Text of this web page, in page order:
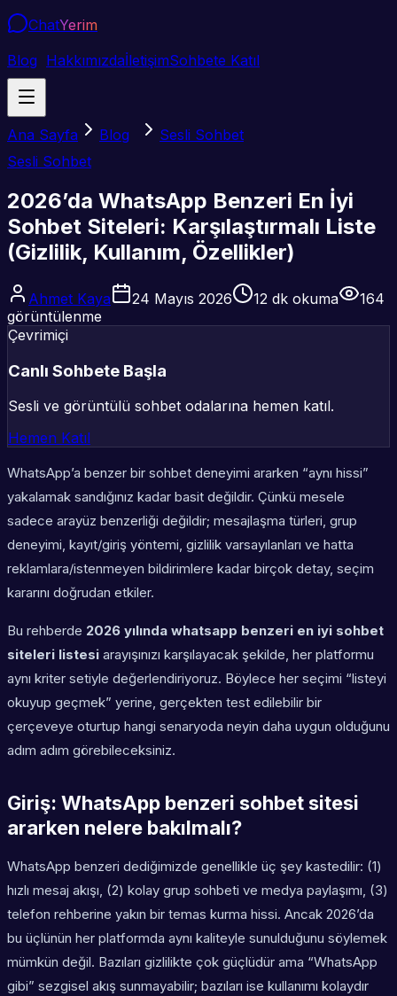
ChatYerim
Blog HakkımızdaİletişimSohbete Katıl
Ana Sayfa Blog
Sesli Sohbet
Sesli Sohbet
2026’da WhatsApp Benzeri En İyi
Sohbet Siteleri: Karşılaştırmalı Liste
(Gizlilik, Kullanım, Özellikler)
Ahmet Kaya 24 Mayıs 2026 12 dk okuma
164
görüntülenme
Çevrimiçi
Canlı Sohbete Başla
Sesli ve görüntülü sohbet odalarına hemen katıl.
Hemen Katıl
WhatsApp’a benzer bir sohbet deneyimi ararken “aynı hissi”
yakalamak sandığınız kadar basit değildir. Çünkü mesele
sadece arayüz benzerliği değildir; mesajlaşma türleri, grup
deneyimi, kayıt/giriş yöntemi, gizlilik varsayılanları ve hatta
reklamlara/istenmeyen bildirimlere kadar birçok detay, seçim
kararını doğrudan etkiler.
Bu rehberde 2026 yılında whatsapp benzeri en iyi sohbet
siteleri listesi arayışınızı karşılayacak şekilde, her platformu
aynı kriter setiyle değerlendiriyoruz. Böylece her seçimi “listeyi
okuyup geçmek” yerine, gerçekten test edilebilir bir
çerçeveye oturtup hangi senaryoda neyin daha uygun olduğunu
adım adım görebileceksiniz.
Giriş: WhatsApp benzeri sohbet sitesi
ararken nelere bakılmalı?
WhatsApp benzeri dediğimizde genellikle üç şey kastedilir: (1)
hızlı mesaj akışı, (2) kolay grup sohbeti ve medya paylaşımı, (3)
telefon rehberine yakın bir temas kurma hissi. Ancak 2026’da
bu üçlünün her platformda aynı kaliteyle sunulduğunu söylemek
mümkün değil. Bazıları gizlilikte çok güçlüdür ama “WhatsApp
gibi” sezgisel akış sunmayabilir; bazıları ise kullanımı kolaydır